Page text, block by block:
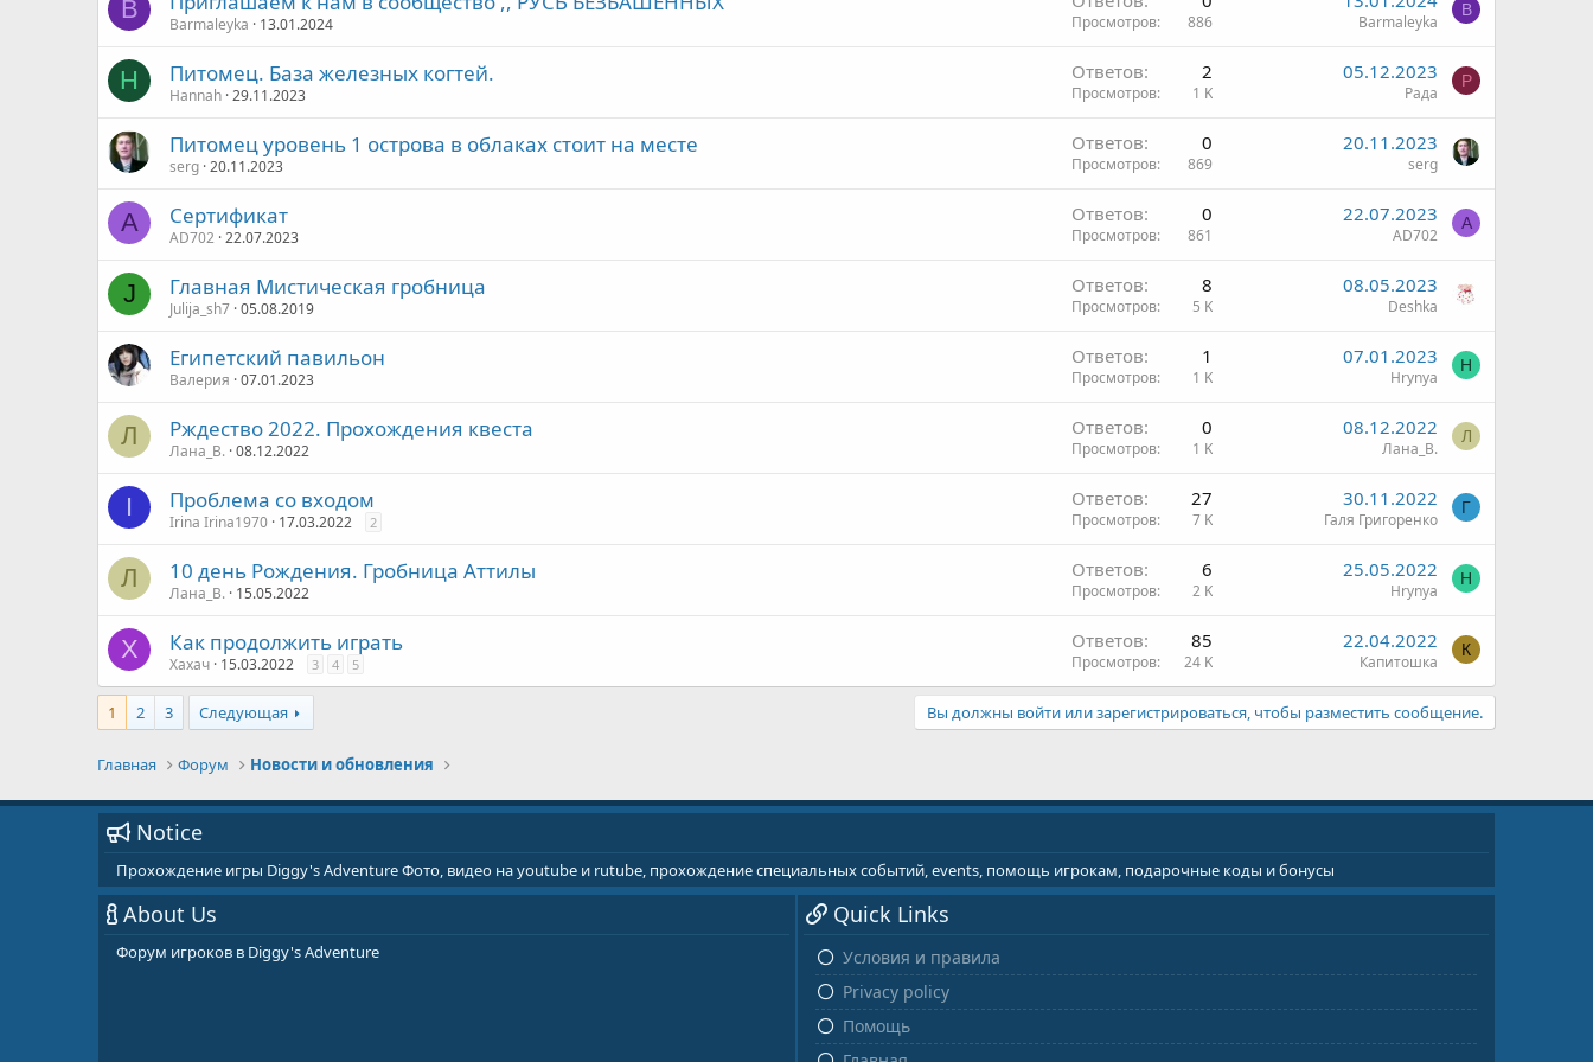
B
Barmaleyka 13.01.2024 Просмотров 886 Barmaleyka
B
H Питомец. База железных когтей.
Hannah 29.11.2023
Ответов 2
Просмотров 1 K
05.12.2023
Рада
Р
Питомец уровень 1 острова в облаках стоит на месте
serg 20.11.2023
Ответов 0
Просмотров 869
20.11.2023
serg
A Сертификат
AD702 22.07.2023
Ответов 0
Просмотров 861
22.07.2023
AD702
A
J Главная Мистическая гробница
Julija_sh7 05.08.2019
Ответов 8
Просмотров 5 K
08.05.2023
Deshka
Египетский павильон
Валерия 07.01.2023
Ответов 1
Просмотров 1 K
07.01.2023
Hrynya
H
Л Рждество 2022. Прохождения квеста
Лана_В. 08.12.2022
Ответов 0
Просмотров 1 K
08.12.2022
Лана_В.
Л
I Проблема со входом
Irina Irina1970 17.03.2022 2
Ответов 27
Просмотров 7 K
30.11.2022
Галя Григоренко
Г
Л 10 день Рождения. Гробница Аттилы
Лана_В. 15.05.2022
Ответов 6
Просмотров 2 K
25.05.2022
Hrynya
H
Х Как продолжить играть
Хахач 15.03.2022 3 4 5
Ответов 85
Просмотров 24 K
22.04.2022
Капитошка
К
1 2 3 Следующая Вы должны войти или зарегистрироваться, чтобы разместить сообщение.
Главная Форум Новости и обновления
Notice
Прохождение игры Diggy's Adventure Фото, видео на youtube и rutube, прохождение специальных событий, events, помощь игрокам, подарочные коды и бонусы
About Us
Форум игроков в Diggy's Adventure
Quick Links
Условия и правила
Privacy policy
Помощь